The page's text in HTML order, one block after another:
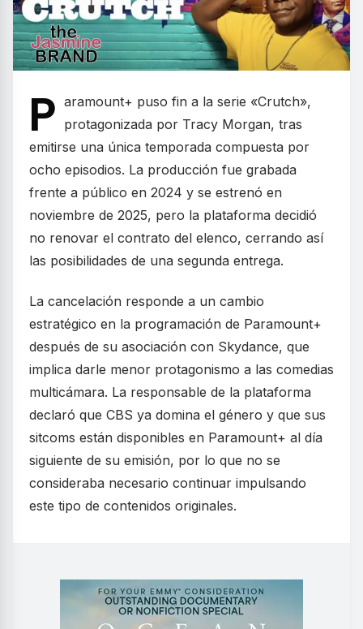
P aramount+ puso fin a la serie «Crutch»,
protagonizada por Tracy Morgan, tras
emitirse una única temporada compuesta por
ocho episodios. La producción fue grabada
frente a público en 2024 y se estrenó en
noviembre de 2025, pero la plataforma decidió
no renovar el contrato del elenco, cerrando así
las posibilidades de una segunda entrega.
La cancelación responde a un cambio
estratégico en la programación de Paramount+
después de su asociación con Skydance, que
implica darle menor protagonismo a las comedias
multicámara. La responsable de la plataforma
declaró que CBS ya domina el género y que sus
sitcoms están disponibles en Paramount+ al día
siguiente de su emisión, por lo que no se
consideraba necesario continuar impulsando
este tipo de contenidos originales.